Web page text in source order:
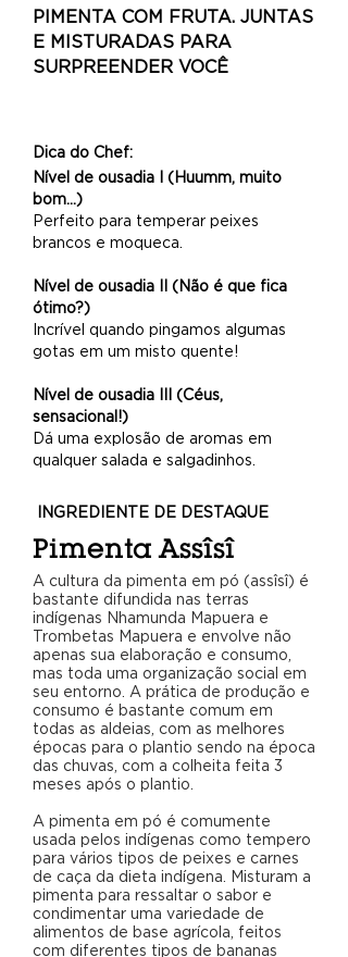
PIMENTA COM FRUTA. JUNTAS
E MISTURADAS PARA
SURPREENDER VOCÊ
Dica do Chef:
Nível de ousadia I (Huumm, muito
bom...)
Perfeito para temperar peixes
brancos e moqueca.
Nível de ousadia II (Não é que fica
ótimo?)
Incrível quando pingamos algumas
gotas em um misto quente!
Nível de ousadia III (Céus,
sensacional!)
Dá uma explosão de aromas em
qualquer salada e salgadinhos.
INGREDIENTE DE DESTAQUE
Pimenta Assîsî
A cultura da pimenta em pó (assîsî) é
bastante difundida nas terras
indígenas Nhamunda Mapuera e
Trombetas Mapuera e envolve não
apenas sua elaboração e consumo,
mas toda uma organização social em
seu entorno. A prática de produção e
consumo é bastante comum em
todas as aldeias, com as melhores
épocas para o plantio sendo na época
das chuvas, com a colheita feita 3
meses após o plantio.
A pimenta em pó é comumente
usada pelos indígenas como tempero
para vários tipos de peixes e carnes
de caça da dieta indígena. Misturam a
pimenta para ressaltar o sabor e
condimentar uma variedade de
alimentos de base agrícola, feitos
com diferentes tipos de bananas